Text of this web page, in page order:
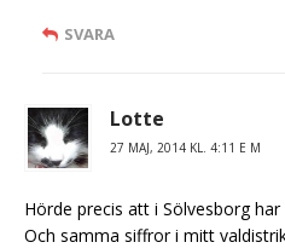
SVARA
Lotte
27 MAJ, 2014 KL. 4:11 E M
Hörde precis att i Sölvesborg
Och samma siffror i mitt